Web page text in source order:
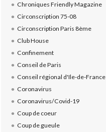
Chroniques Friendly Magazine
Circonscription 75-08
Circonscription Paris 8ème
Club House
Confinement
Conseil de Paris
Conseil régional d'Ile-de-France
Coronavirus
Coronavirus/Covid-19
Coup de coeur
Coup de gueule